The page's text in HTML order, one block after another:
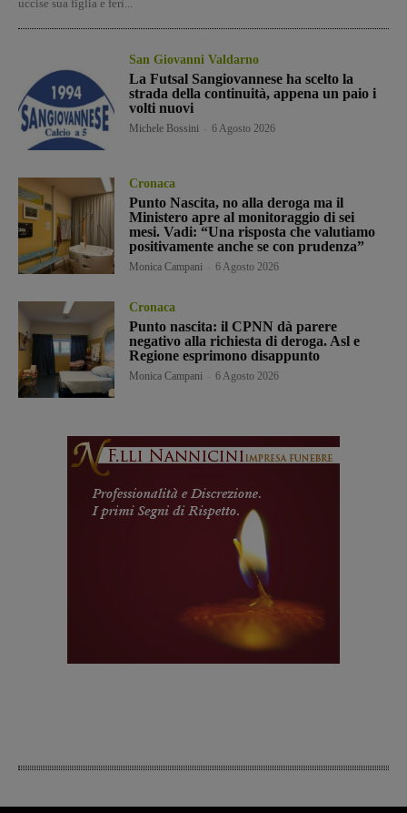
uccise sua figlia e ferì...
San Giovanni Valdarno
La Futsal Sangiovannese ha scelto la
strada della continuità, appena un paio i
volti nuovi
Michele Bossini 6 Agosto 2026
Cronaca
Punto Nascita, no alla deroga ma il
Ministero apre al monitoraggio di sei
mesi. Vadi: “Una risposta che valutiamo
positivamente anche se con prudenza”
Monica Campani 6 Agosto 2026
Cronaca
Punto nascita: il CPNN dà parere
negativo alla richiesta di deroga. Asl e
Regione esprimono disappunto
Monica Campani 6 Agosto 2026